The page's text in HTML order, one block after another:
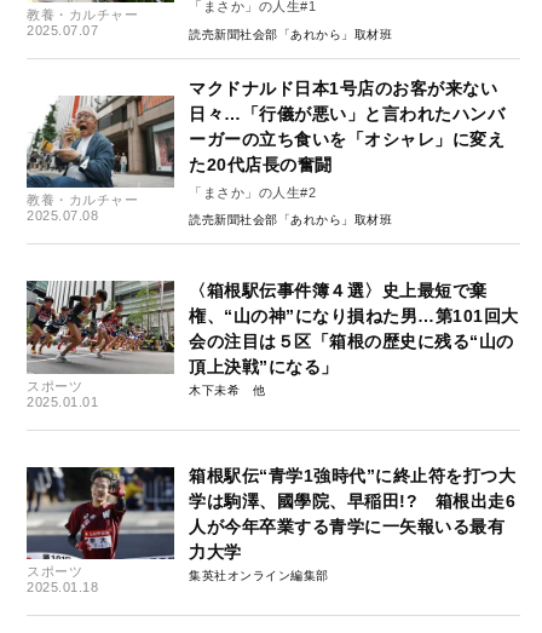
教養・カルチャー
2025.07.07
「まさか」の人生#1
読売新聞社会部「あれから」取材班
教養・カルチャー
2025.07.08
マクドナルド日本1号店のお客が来ない
日々…「行儀が悪い」と言われたハンバ
ーガーの立ち食いを「オシャレ」に変え
た20代店長の奮闘
「まさか」の人生#2
読売新聞社会部「あれから」取材班
スポーツ
2025.01.01
〈箱根駅伝事件簿４選〉史上最短で棄
権、“山の神”になり損ねた男…第101回大
会の注目は５区「箱根の歴史に残る“山の
頂上決戦”になる」
木下未希
スポーツ
2025.01.18
箱根駅伝“青学1強時代”に終止符を打つ大
学は駒澤、國學院、早稲田!? 箱根出走6
人が今年卒業する青学に一矢報いる最有
力大学
集英社オンライン編集部